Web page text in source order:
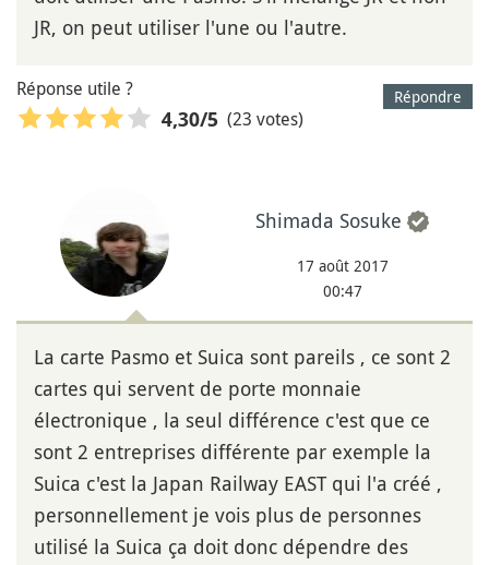
JR, on peut utiliser l'une ou l'autre.
Répondre
Réponse utile ?
4,30/5 (23 votes)
Shimada Sosuke
17 août 2017
00:47
La carte Pasmo et Suica sont pareils , ce sont 2
cartes qui servent de porte monnaie
électronique , la seul différence c'est que ce
sont 2 entreprises différente par exemple la
Suica c'est la Japan Railway EAST qui l'a créé ,
personnellement je vois plus de personnes
utilisé la Suica ça doit donc dépendre des